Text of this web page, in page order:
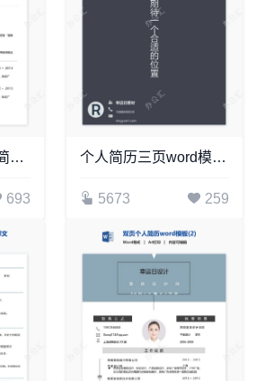
活泼明朗单页个人简历word文档(7)
693
个人简历三页word模板封面自荐信(9)
5673 259